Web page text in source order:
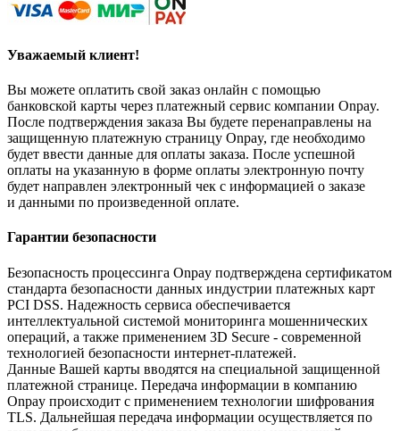
Уважаемый клиент!
Вы можете оплатить свой заказ онлайн с помощью
банковской карты через платежный сервис компании Onpay.
После подтверждения заказа Вы будете перенаправлены на
защищенную платежную страницу Onpay, где необходимо
будет ввести данные для оплаты заказа. После успешной
оплаты на указанную в форме оплаты электронную почту
будет направлен электронный чек с информацией о заказе
и данными по произведенной оплате.
Гарантии безопасности
Безопасность процессинга Onpay подтверждена сертификатом
стандарта безопасности данных индустрии платежных карт
PCI DSS. Надежность сервиса обеспечивается
интеллектуальной системой мониторинга мошеннических
операций, а также применением 3D Secure - современной
технологией безопасности интернет-платежей.
Данные Вашей карты вводятся на специальной защищенной
платежной странице. Передача информации в компанию
Onpay происходит с применением технологии шифрования
TLS. Дальнейшая передача информации осуществляется по